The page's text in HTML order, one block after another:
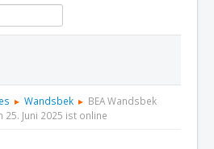
Aktuelles Termine
Wandsbek
BEA Wandsbek
Juni 2025 ist online